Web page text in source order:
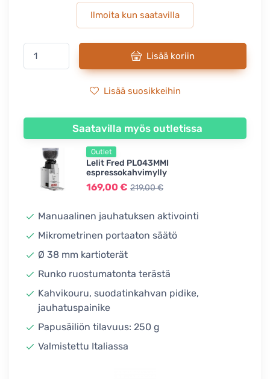
Ilmoita kun saatavilla
Lisää koriin
Lisää suosikkeihin
Saatavilla myös outletissa
Outlet
Lelit Fred PL043MMI
espressokahvimylly
169,00 € 219,00 €
Manuaalinen jauhatuksen aktivointi
Mikrometrinen portaaton säätö
Ø 38 mm kartioterät
Runko ruostumatonta terästä
Kahvikouru, suodatinkahvan pidike,
jauhatuspainike
Papusäiliön tilavuus: 250 g
Valmistettu Italiassa